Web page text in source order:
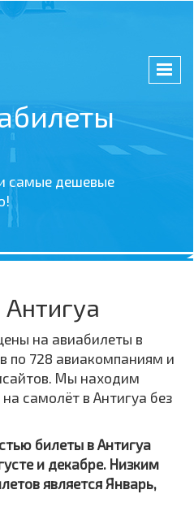
самые дешевые
на авиабилеты в
по 728 авиакомпаниям и
Мы находим
самолёт в Антигуа без
билеты в Антигуа
и декабре. Низким
является Январь,